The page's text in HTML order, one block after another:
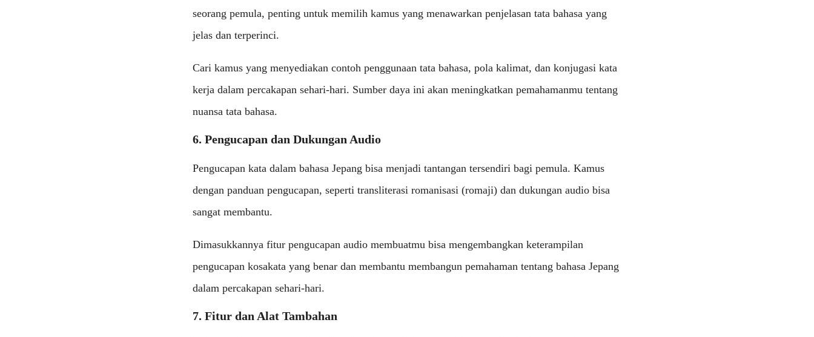
seorang pemula, penting untuk memilih kamus yang menawarkan penjelasan tata bahasa yang
jelas dan terperinci.
Cari kamus yang menyediakan contoh penggunaan tata bahasa, pola kalimat, dan konjugasi kata
kerja dalam percakapan sehari-hari. Sumber daya ini akan meningkatkan pemahamanmu tentang
nuansa tata bahasa.
6. Pengucapan dan Dukungan Audio
Pengucapan kata dalam bahasa Jepang bisa menjadi tantangan tersendiri bagi pemula. Kamus
dengan panduan pengucapan, seperti transliterasi romanisasi (romaji) dan dukungan audio bisa
sangat membantu.
Dimasukkannya fitur pengucapan audio membuatmu bisa mengembangkan keterampilan
pengucapan kosakata yang benar dan membantu membangun pemahaman tentang bahasa Jepang
dalam percakapan sehari-hari.
7. Fitur dan Alat Tambahan